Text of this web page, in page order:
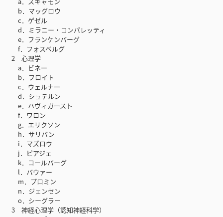
b．マッグロウ
c．ゲゼル
d．ミラニー・コンパレッティ
e．フランケンバーグ
f．フォスベルグ
2 心理学
a．ビネー
b．フロイト
c．ウェルナー
d．シュテルン
e．ハヴィガースト
f．ワロン
g．エリクソン
h．サリバン
i．マズロウ
j．ピアジェ
k．コールバーグ
l．バウァー
m．プロミン
n．ジェンセン
o．シーグラー
3 神経心理学（認知神経科学）